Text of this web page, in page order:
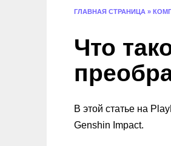
ГЛАВНАЯ СТРАНИЦА »
Что
В этой статье на
Genshin Impact.